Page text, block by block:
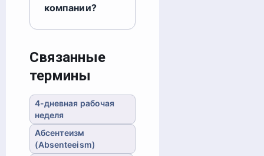
компании?
Связанные
термины
4-дневная рабочая
неделя
Абсентеизм
(Absenteeism)